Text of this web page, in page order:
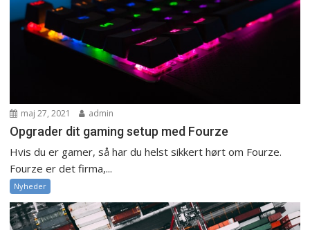
maj 27, 2021 admin
Opgrader dit gaming setup med Fourze
Hvis du er gamer, så har du helst sikkert hørt om Fourze.
Fourze er det firma,...
Nyheder